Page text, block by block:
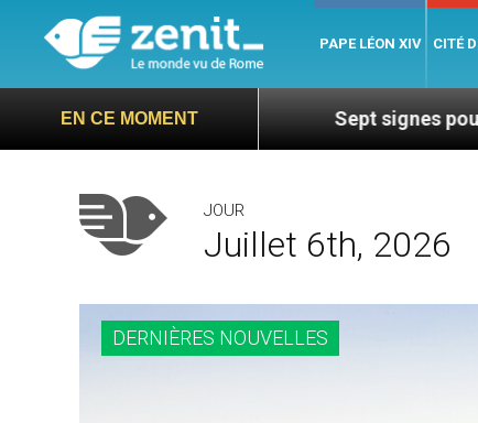
PAPE LÉON XIV CITÉ
EN CE MOMENT
Mgr Mata Sept signes pour repérer les
JOUR
Juillet 6th, 2026
DERNIÈRES NOUVELLES